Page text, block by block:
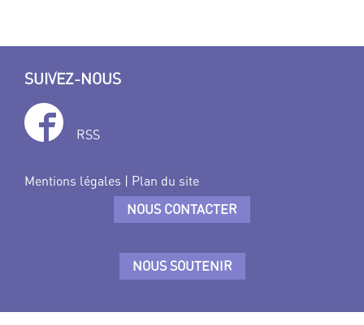
SUIVEZ-NOUS
RSS
Mentions légales | Plan du site
NOUS CONTACTER
NOUS SOUTENIR